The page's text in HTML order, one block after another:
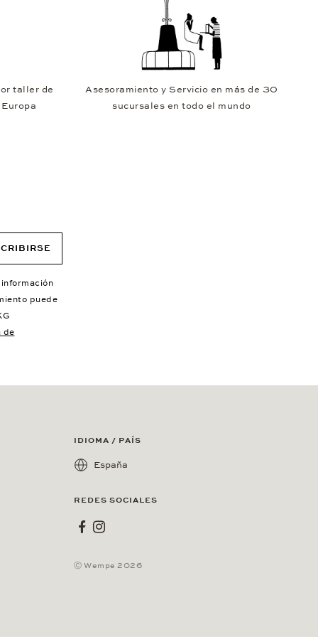
taller de
Asesoramiento y Servicio en más de 30
sucursales en todo el mundo
puede
de
IDIOMA / PAÍS
España
REDES SOCIALES
Wempe en Facebook
Wempe en Instagram
Ⓒ Wempe 2026